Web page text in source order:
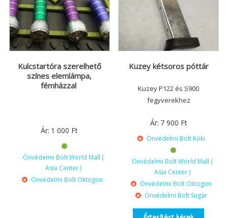
Kulcstartóra szerelhető
színes elemlámpa,
fémházzal
Ár: 1 000 Ft
Önvédelmi Bolt World Mall (
Asia Center )
Önvédelmi Bolt Oktogon
Kuzey kétsoros póttár
Kuzey P122 és S900
fegyverekhez
Ár: 7 900 Ft
Önvédelmi Bolt Köki
Önvédelmi Bolt World Mall (
Asia Center )
Önvédelmi Bolt Oktogon
Önvédelmi Bolt Sugár